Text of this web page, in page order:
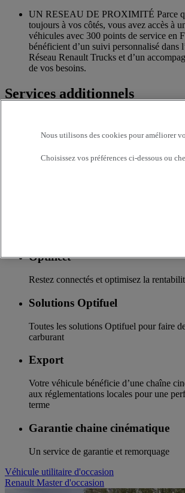
UN RESEAU DE PROXIMITÉ Parce
toujours à vos côtés, vous avez accès à
véhicules avec 300 points de service en
bénéficient d’un suivi personnalisé dans
Réseau Renault Trucks et d’un
de vos besoins.
Services additionnels
Assurance & financement
La garantie de services de financements
Optifleet
Restez connectés et optimisez la
Solutions Optifuel
Toutes les solutions Optifuel pour faire
carburant
Export
Votre véhicule bénéficie d’une chaîne
aux réglementations locales pour une
terme
Garantie chaine cinématique
Un service de garantie et remorquage
Véhicule utilitaire d'occasion
Renault Master d'occasion
Nous utilisons des cookies pour améliorer
Choisissez vos préférences ci-dessous ou